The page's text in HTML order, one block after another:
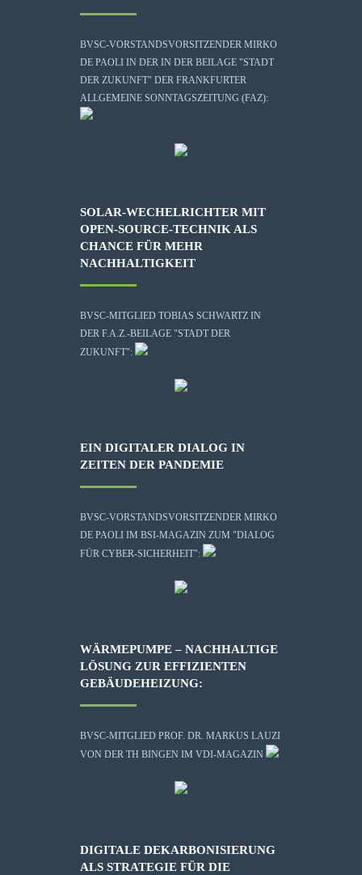
BVSC-VORSTANDSVORSITZENDER MIRKO
DE PAOLI IN DER IN DER BEILAGE "STADT
DER ZUKUNFT" DER FRANKFURTER
ALLGEMEINE SONNTAGSZEITUNG (FAZ):
SOLAR-WECHELRICHTER MIT
OPEN-SOURCE-TECHNIK ALS
CHANCE FÜR MEHR
NACHHALTIGKEIT
BVSC-MITGLIED TOBIAS SCHWARTZ IN
DER F.A.Z.-BEILAGE "STADT DER
ZUKUNFT":
EIN DIGITALER DIALOG IN
ZEITEN DER PANDEMIE
BVSC-VORSTANDSVORSITZENDER MIRKO
DE PAOLI IM BSI-MAGAZIN ZUM "DIALOG
FÜR CYBER-SICHERHEIT":
WÄRMEPUMPE – NACHHALTIGE
LÖSUNG ZUR EFFIZIENTEN
GEBÄUDEHEIZUNG:
BVSC-MITGLIED PROF. DR. MARKUS LAUZI
VON DER TH BINGEN IM VDI-MAGAZIN
DIGITALE DEKARBONISIERUNG
ALS STRATEGIE FÜR DIE